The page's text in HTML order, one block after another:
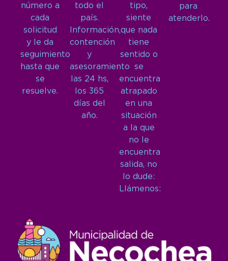
número a
cada
solicitud
y le da
seguimiento
hasta que
se
resuelve.
todo el
país.
Información,
contención
y
asesoramiento
las 24 hs,
los 365
días del
año.
tipo,
siente
que nada
tiene
sentido o
se
encuentra
atrapado
en una
situación
a la que
no le
encuentra
salida, no
lo dude:
Llámenos:
para
atenderlo.